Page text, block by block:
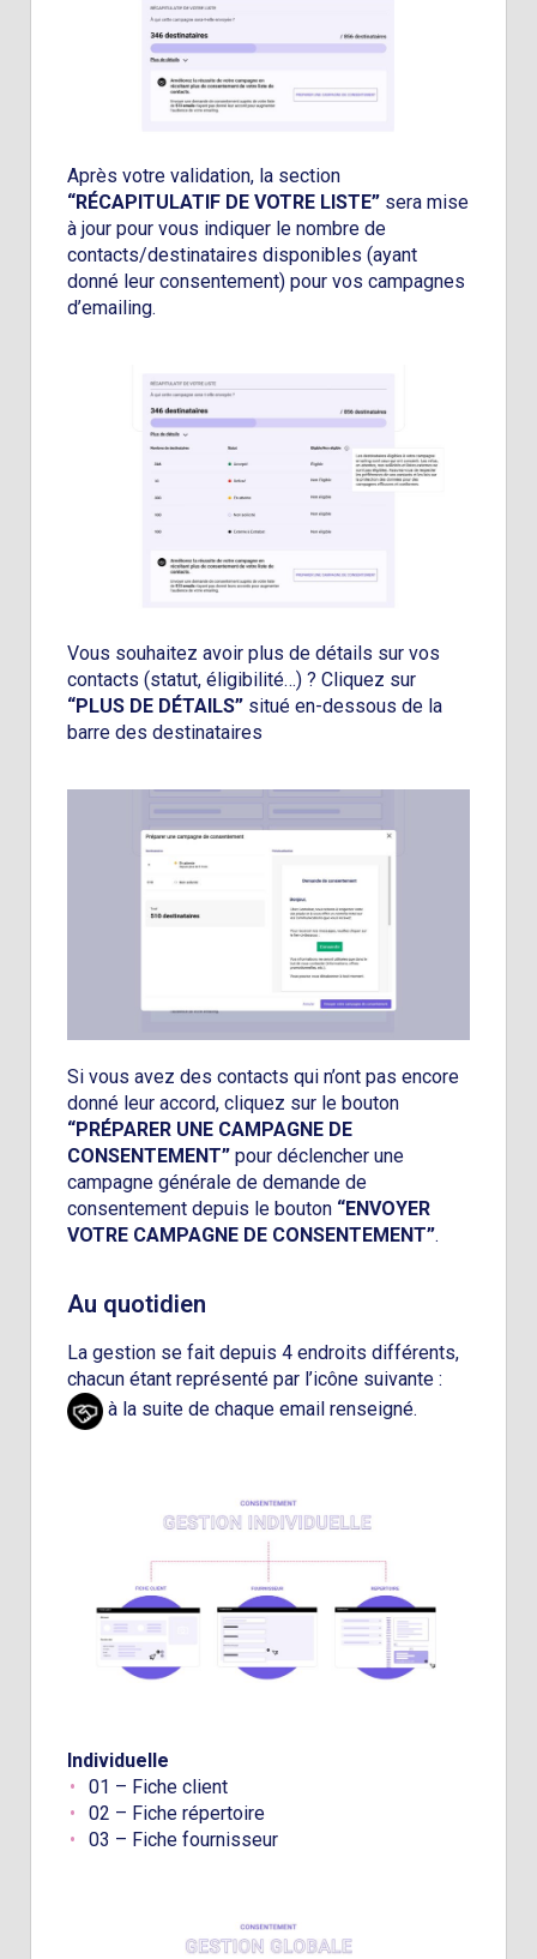
Après votre validation, la section
“RÉCAPITULATIF DE VOTRE LISTE” sera mise
à jour pour vous indiquer le nombre de
contacts/destinataires disponibles (ayant
donné leur consentement) pour vos campagnes
d’emailing.
Vous souhaitez avoir plus de détails sur vos
contacts (statut, éligibilité…) ? Cliquez sur
“PLUS DE DÉTAILS” situé en-dessous de la
barre des destinataires
Si vous avez des contacts qui n’ont pas encore
donné leur accord, cliquez sur le bouton
“PRÉPARER UNE CAMPAGNE DE
CONSENTEMENT” pour déclencher une
campagne générale de demande de
consentement depuis le bouton “ENVOYER
VOTRE CAMPAGNE DE CONSENTEMENT”.
Au quotidien
La gestion se fait depuis 4 endroits différents,
chacun étant représenté par l’icône suivante :
à la suite de chaque email renseigné.
Individuelle
01 – Fiche client
02 – Fiche répertoire
03 – Fiche fournisseur